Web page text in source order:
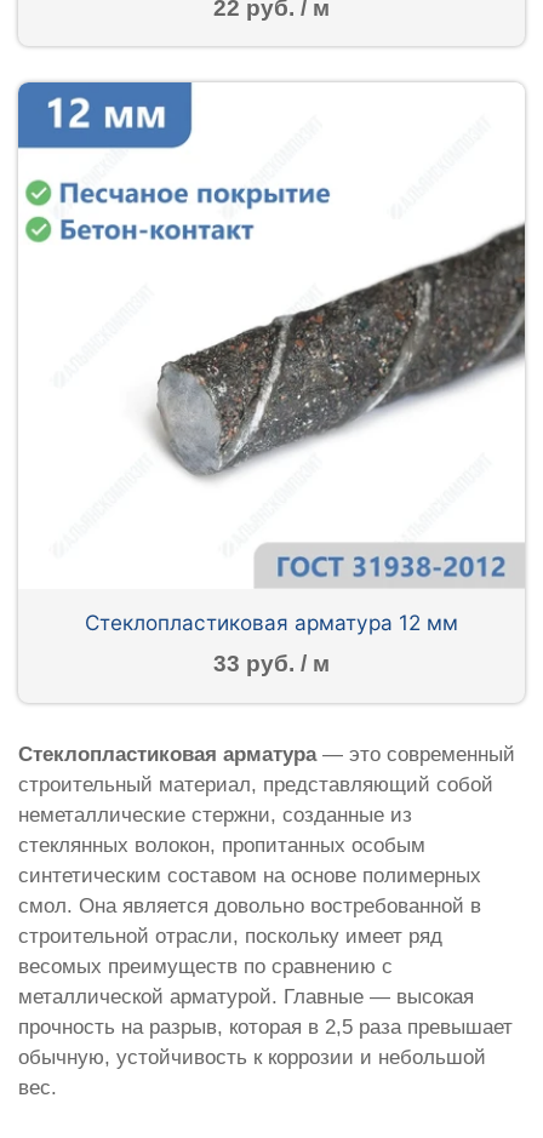
22 руб. / м
Стеклопластиковая арматура 12 мм
33 руб. / м
Стеклопластиковая арматура— это современный
строительный материал, представляющий собой
неметаллические стержни, созданные из
стеклянных волокон, пропитанных особым
синтетическим составом на основе полимерных
смол. Она является довольно востребованной в
строительной отрасли, поскольку имеет ряд
весомых преимуществ по сравнению с
металлической арматурой. Главные — высокая
прочность на разрыв, которая в 2,5 раза превышает
обычную, устойчивость к коррозии и небольшой
вес.